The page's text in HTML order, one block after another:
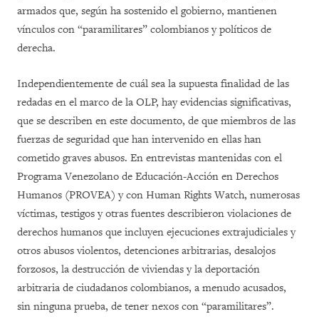
armados que, según ha sostenido el gobierno, mantienen
vínculos con “paramilitares” colombianos y políticos de
derecha.
Independientemente de cuál sea la supuesta finalidad de las
redadas en el marco de la OLP, hay evidencias significativas,
que se describen en este documento, de que miembros de las
fuerzas de seguridad que han intervenido en ellas han
cometido graves abusos. En entrevistas mantenidas con el
Programa Venezolano de Educación-Acción en Derechos
Humanos (PROVEA) y con Human Rights Watch, numerosas
víctimas, testigos y otras fuentes describieron violaciones de
derechos humanos que incluyen ejecuciones extrajudiciales y
otros abusos violentos, detenciones arbitrarias, desalojos
forzosos, la destrucción de viviendas y la deportación
arbitraria de ciudadanos colombianos, a menudo acusados,
sin ninguna prueba, de tener nexos con “paramilitares”.